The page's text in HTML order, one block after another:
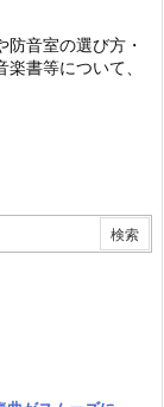
音室の選び方・
書等について、